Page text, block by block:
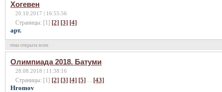
Хогевен
20.10.2017 | 16:55:56
Страницы: [1] [2] [3] [4]
арт.
тема открыта всем
Олимпиада 2018. Батуми
28.08.2018 | 11:38:16
Страницы: [1] [2] [3] [4] [5] ... [43]
Hromov